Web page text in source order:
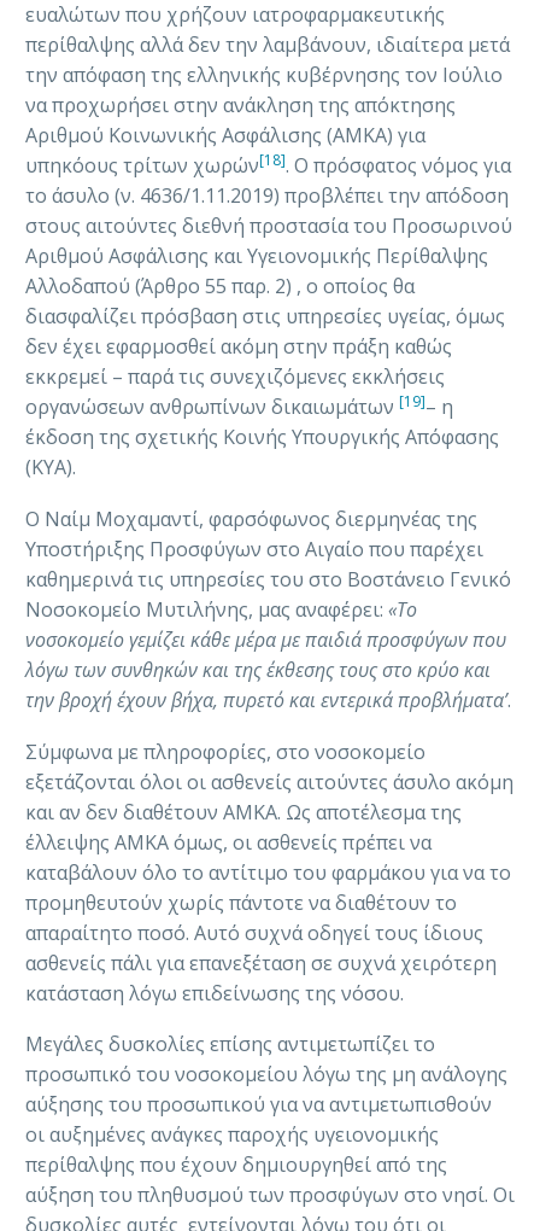
ευαλώτων που χρήζουν ιατροφαρμακευτικής
περίθαλψης αλλά δεν την λαμβάνουν, ιδιαίτερα μετά
την απόφαση της ελληνικής κυβέρνησης τον Ιούλιο
να προχωρήσει στην ανάκληση της απόκτησης
Αριθμού Κοινωνικής Ασφάλισης (ΑΜΚΑ) για
υπηκόους τρίτων χωρών[18]. Ο πρόσφατος νόμος για
το άσυλο (ν. 4636/1.11.2019) προβλέπει την απόδοση
στους αιτούντες διεθνή προστασία του Προσωρινού
Αριθμού Ασφάλισης και Υγειονομικής Περίθαλψης
Αλλοδαπού (Άρθρο 55 παρ. 2) , ο οποίος θα
διασφαλίζει πρόσβαση στις υπηρεσίες υγείας, όμως
δεν έχει εφαρμοσθεί ακόμη στην πράξη καθώς
εκκρεμεί – παρά τις συνεχιζόμενες εκκλήσεις
οργανώσεων ανθρωπίνων δικαιωμάτων [19]– η
έκδοση της σχετικής Κοινής Υπουργικής Απόφασης
(ΚΥΑ).
O Ναίμ Μοχαμαντί, φαρσόφωνος διερμηνέας της
Υποστήριξης Προσφύγων στο Αιγαίο που παρέχει
καθημερινά τις υπηρεσίες του στο Βοστάνειο Γενικό
Νοσοκομείο Μυτιλήνης, μας αναφέρει: «Το
νοσοκομείο γεμίζει κάθε μέρα με παιδιά προσφύγων που
λόγω των συνθηκών και της έκθεσης τους στο κρύο και
την βροχή έχουν βήχα, πυρετό και εντερικά προβλήματα’.
Σύμφωνα με πληροφορίες, στο νοσοκομείο
εξετάζονται όλοι οι ασθενείς αιτούντες άσυλο ακόμη
και αν δεν διαθέτουν ΑΜΚΑ. Ως αποτέλεσμα της
έλλειψης ΑΜΚΑ όμως, οι ασθενείς πρέπει να
καταβάλουν όλο το αντίτιμο του φαρμάκου για να το
προμηθευτούν χωρίς πάντοτε να διαθέτουν το
απαραίτητο ποσό. Αυτό συχνά οδηγεί τους ίδιους
ασθενείς πάλι για επανεξέταση σε συχνά χειρότερη
κατάσταση λόγω επιδείνωσης της νόσου.
Μεγάλες δυσκολίες επίσης αντιμετωπίζει το
προσωπικό του νοσοκομείου λόγω της μη ανάλογης
αύξησης του προσωπικού για να αντιμετωπισθούν
οι αυξημένες ανάγκες παροχής υγειονομικής
περίθαλψης που έχουν δημιουργηθεί από της
αύξηση τoυ πληθυσμού των προσφύγων στο νησί. Οι
δυσκολίες αυτές εντείνονται λόγω του ότι οι